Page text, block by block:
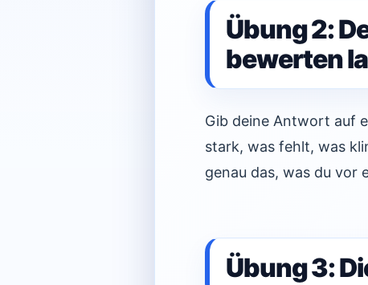
Übung 2:
bewerten
Gib deine Antwort auf
stark, was fehlt, was
genau das, was du vor
Übung 3: